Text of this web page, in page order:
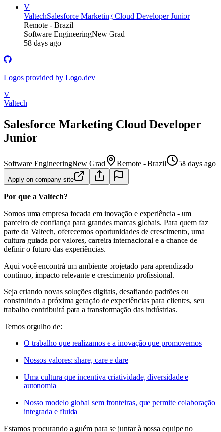
V
ValtechSalesforce Marketing Cloud Developer Junior
Remote - Brazil
Software EngineeringNew Grad
58 days ago
Logos provided by Logo.dev
V
Valtech
Salesforce Marketing Cloud Developer
Junior
Software EngineeringNew Grad Remote - Brazil 58 days ago
Apply on company site
Por que a Valtech?
Somos uma empresa focada em inovação e experiência - um
parceiro de confiança para grandes marcas globais. Para quem faz
parte da Valtech, oferecemos oportunidades de crescimento, uma
cultura guiada por valores, carreira internacional e a chance de
definir o futuro das experiências.
Aqui você encontrá um ambiente projetado para aprendizado
contínuo, impacto relevante e crescimento profissional.
Seja criando novas soluções digitais, desafiando padrões ou
construindo a próxima geração de experiências para clientes, seu
trabalho contribuirá para a transformação das indústrias.
Temos orgulho de:
O trabalho que realizamos e a inovação que promovemos
Nossos valores: share, care e dare
Uma cultura que incentiva criatividade, diversidade e
autonomia
Nosso modelo global sem fronteiras, que permite colaboração
integrada e fluida
Estamos procurando alguém para se juntar à nossa equipe no